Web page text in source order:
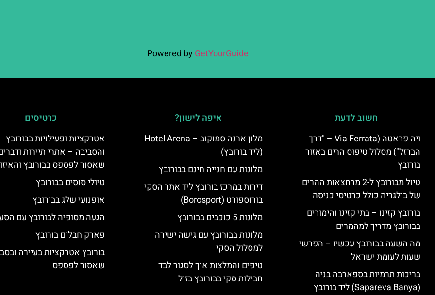
Powered by GetYourGuide
חשוב לדעת
ויה פראטה (Via Ferrata – "דרך
הברזל") מסלול טיפוס הרים באזור
בורובץ
טיול מבורובץ ל-2 מרחצאות ההרים
של בולגריה כולל כרטיסי כניסה
בורובץ קזינו – בתי קזינו והימורים
בבורובץ מדריך למהמרים
מה השעה בבורובץ עכשיו – הפרשי
שעות לעומת ישראל
בריכות תרמיות בספארבה בניה
(Sapareva Banya) ליד בורובץ
איפה לישון?
מלון ארנה סמוקוב – Hotel Arena
(ליד בורובץ)
מלונות עם חנייה חינם בבורובץ
דירות במרכז בורובץ ליד אתר הסקי
בורוספורט (Borosport)
מלונות 5 כוכבים בבורובץ
מלונות בבורובץ עם גישה ישירה
למסלול הסקי
טיפים והמלצות איך לסגור לבד
חבילות סקי בבורובץ בזול
כרטיסים
אטרקציות ופעילויות בבורובץ
והסביבה – אתרי תיירות
שאסור לפספס בבורובץ
טיולי סוסים בבורובץ
אופנועי שלג בבורובץ
הגעה מסופיה לבורובץ עם
פארק חבלים בורובץ
בורובץ אטרקציות בעיירה
שאסור לפספס